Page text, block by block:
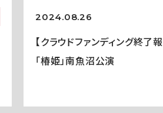
2024.08.26
【クラウドファンディング終了
「椿姫」南魚沼公演